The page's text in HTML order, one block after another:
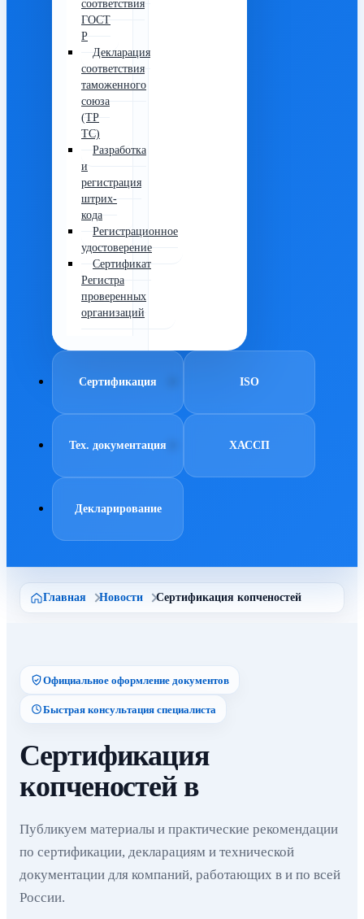
соответствия
ГОСТ
Р
Декларация
соответствия
таможенного
союза
(ТР
ТС)
Разработка
и
регистрация
штрих-
кода
Регистрационное
удостоверение
Сертификат
Регистра
проверенных
организаций
Сертификация ISO
Тех. документация ХАССП
Декларирование
Главная Новости Сертификация копченостей
Официальное оформление документов
Быстрая консультация специалиста
Сертификация
копченостей в
Публикуем материалы и практические рекомендации
по сертификации, декларациям и технической
документации для компаний, работающих в и по всей
России.